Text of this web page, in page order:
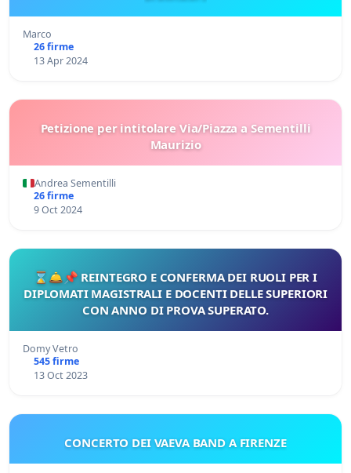
Marco
26 firme
13 Apr 2024
Petizione per intitolare Via/Piazza a Sementilli
Maurizio
Andrea Sementilli
26 firme
9 Oct 2024
⌛🛎️📌 REINTEGRO E CONFERMA DEI RUOLI PER I
DIPLOMATI MAGISTRALI E DOCENTI DELLE SUPERIORI
CON ANNO DI PROVA SUPERATO.
Domy Vetro
545 firme
13 Oct 2023
CONCERTO DEI VAEVA BAND A FIRENZE